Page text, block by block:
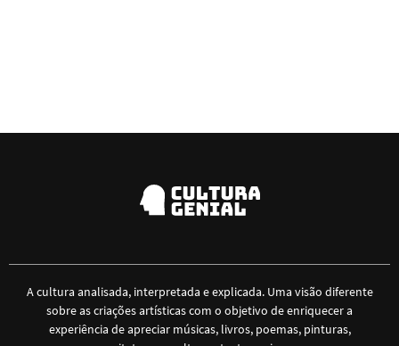
A cultura analisada, interpretada e explicada. Uma visão diferente
sobre as criações artísticas com o objetivo de enriquecer a
experiência de apreciar músicas, livros, poemas, pinturas,